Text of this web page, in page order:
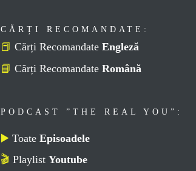
CĂRȚI RECOMANDATE:
📕 Cărți Recomandate Engleză
📘 Cărți Recomandate Română
PODCAST ”THE REAL YOU”:
▶️ Toate Episoadele
🎬 Playlist Youtube